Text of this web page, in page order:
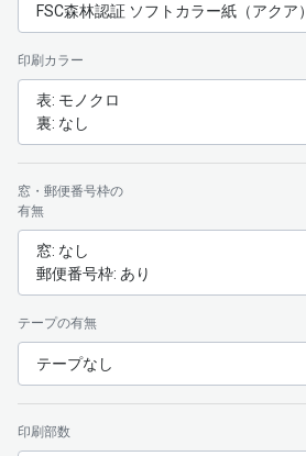
FSC森林認証 ソフトカラー紙（アクア）
印刷カラー
表: モノクロ
裏: なし
窓・郵便番号枠の
有無
窓: なし
郵便番号枠: あり
テープの有無
テープなし
印刷部数